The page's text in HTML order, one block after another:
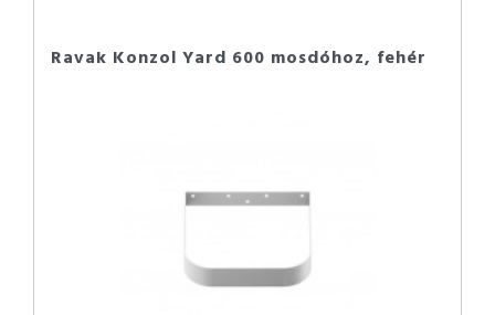
Ravak Konzol Yard 600 mosdóhoz, fehér